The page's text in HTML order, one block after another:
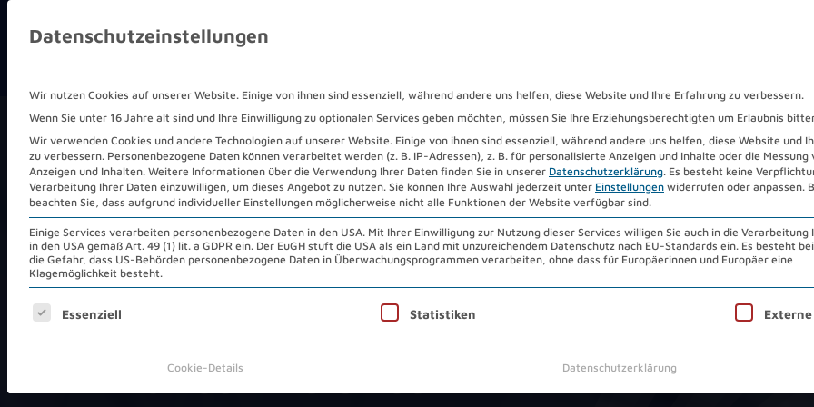
COLOCATION
Connectivity:Schnell
und einfach mit
Carriern & Cloud
Providern verbinden.
Datenschutzeinstellungen
Wir nutzen Cookies auf unserer Website. Einige von ihnen sind essenziell, während andere uns helfen, diese Website und Ihre Erfahrung zu verbessern.
Wenn Sie unter 16 Jahre alt sind und Ihre Einwilligung zu optionalen Services geben möchten, müssen Sie Ihre Erziehungsberechtigten um Erlaubnis
Wir verwenden Cookies und andere Technologien auf unserer Website. Einige von ihnen sind essenziell, während andere uns helfen, diese Website und
zu verbessern. Personenbezogene Daten können verarbeitet werden (z. B. IP-Adressen), z. B. für personalisierte Anzeigen und Inhalte oder die Messung
Anzeigen und Inhalten. Weitere Informationen über die Verwendung Ihrer Daten finden Sie in unserer Datenschutzerklärung. Es besteht keine
Verarbeitung Ihrer Daten einzuwilligen, um dieses Angebot zu nutzen. Sie können Ihre Auswahl jederzeit unter Einstellungen widerrufen oder anpassen.
beachten Sie, dass aufgrund individueller Einstellungen möglicherweise nicht alle Funktionen der Website verfügbar sind.
Einige Services verarbeiten personenbezogene Daten in den USA. Mit Ihrer Einwilligung zur Nutzung dieser Services willigen Sie auch in die Verarbeitung
in den USA gemäß Art. 49 (1) lit. a GDPR ein. Der EuGH stuft die USA als ein Land mit unzureichendem Datenschutz nach EU-Standards ein. Es besteht
die Gefahr, dass US-Behörden personenbezogene Daten in Überwachungsprogrammen verarbeiten, ohne dass für Europäerinnen und Europäer eine
Klagemöglichkeit besteht.
Es folgt eine Liste der Service-Gruppen, für die eine Einwilligung erteilt werden kann. Die erste Service-Gruppe ist
Essenziell Statistiken
Cookie-Details Datenschutzerklärung